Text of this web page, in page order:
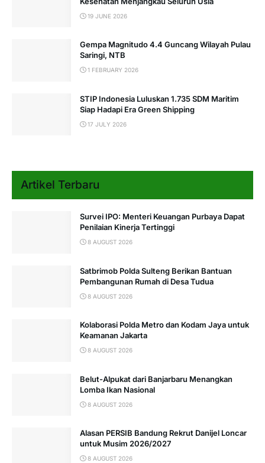
19 JUNE 2026
Gempa Magnitudo 4.4 Guncang Wilayah Pulau
Saringi, NTB
1 FEBRUARY 2026
STIP Indonesia Luluskan 1.735 SDM Maritim
Siap Hadapi Era Green Shipping
17 JULY 2026
Artikel Terbaru
Survei IPO: Menteri Keuangan Purbaya Dapat
Penilaian Kinerja Tertinggi
8 AUGUST 2026
Satbrimob Polda Sulteng Berikan Bantuan
Pembangunan Rumah di Desa Tudua
8 AUGUST 2026
Kolaborasi Polda Metro dan Kodam Jaya untuk
Keamanan Jakarta
8 AUGUST 2026
Belut-Alpukat dari Banjarbaru Menangkan
Lomba Ikan Nasional
8 AUGUST 2026
Alasan PERSIB Bandung Rekrut Danijel Loncar
untuk Musim 2026/2027
8 AUGUST 2026